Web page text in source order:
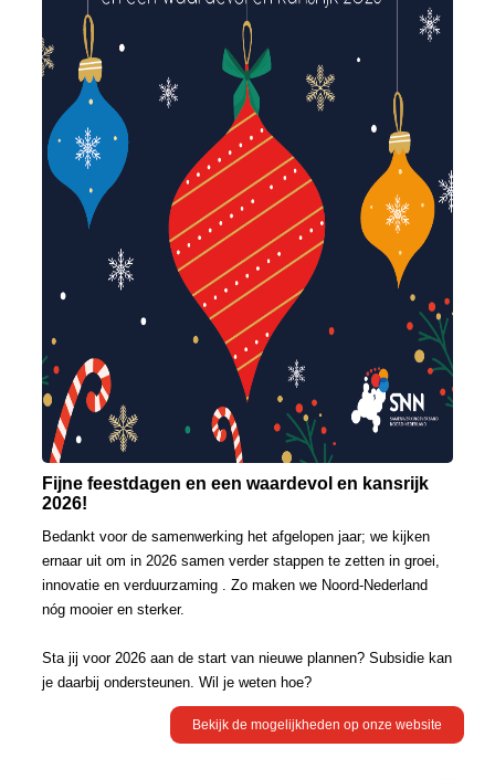
Fijne feestdagen en een waardevol en kansrijk
2026!
Bedankt voor de samenwerking het afgelopen jaar; we kijken
ernaar uit om in 2026 samen verder stappen te zetten in groei,
innovatie en verduurzaming . Zo maken we Noord-Nederland
nóg mooier en sterker.
Sta jij voor 2026 aan de start van nieuwe plannen? Subsidie kan
je daarbij ondersteunen. Wil je weten hoe?
Bekijk de mogelijkheden op onze website